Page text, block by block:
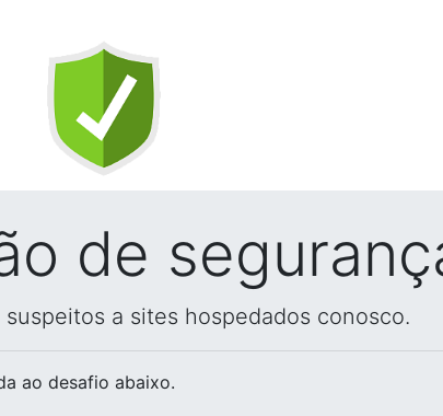
de
a sites hospedados conosco.
ao desafio abaixo.